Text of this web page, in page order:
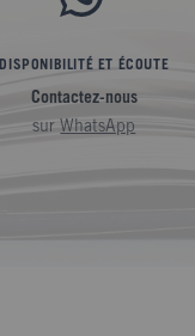
DISPONIBILITÉ ET ÉCOUTE
Contactez-nous
sur WhatsApp